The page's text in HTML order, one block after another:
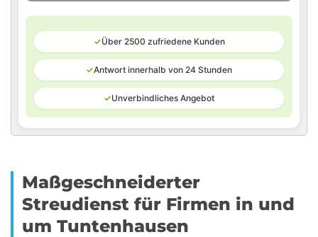
✓Über 2500 zufriedene Kunden
✓Antwort innerhalb von 24 Stunden
✓Unverbindliches Angebot
Maßgeschneiderter
Streudienst für Firmen in und
um Tuntenhausen